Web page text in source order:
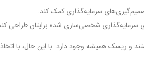
سرمایه‌گذاری کمک کند.
سرمایه‌گذاری شخصی‌سازی شده برایتان طراحی
و ریسک همیشه وجود دارد. با این حال، با